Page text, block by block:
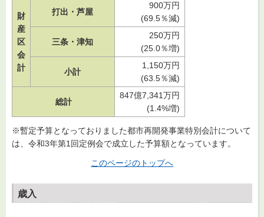
財
産
区
会
計
打出・芦屋
900万円
(69.5％減)
三条・津知
250万円
(25.0％増)
小計
1,150万円
(63.5％減)
総計
847億7,341万円
(1.4%増)
※暫定予算となっておりました都市再開発事業特別会計について
は、令和3年第1回定例会で成立した予算額となっています。
このページのトップへ
歳入